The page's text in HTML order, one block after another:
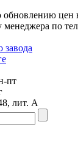
обновлению цен
по
завода
пт
лит. А